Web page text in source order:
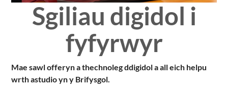
Sgiliau digidol i
fyfyrwyr
Mae sawl offeryn a thechnoleg ddigidol a all eich helpu
wrth astudio yn y Brifysgol.